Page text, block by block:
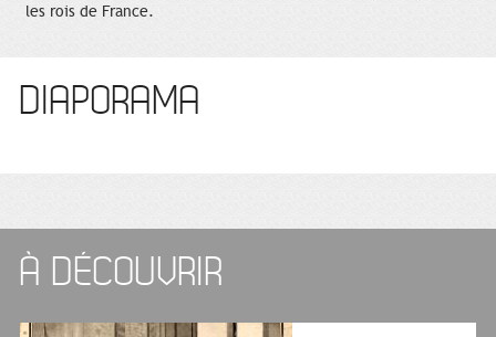
les rois de France.
DIAPORAMA
À DÉCOUVRIR